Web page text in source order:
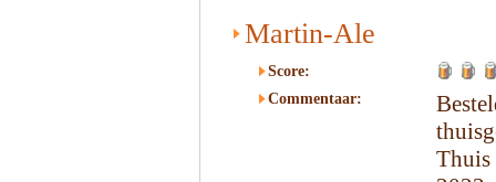
Martin-Ale
Score:
Commentaar: